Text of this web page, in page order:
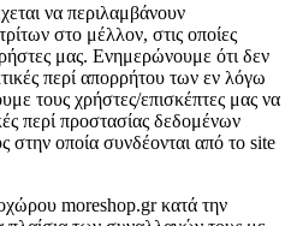
να περιλαμβάνουν
στο μέλλον, στις οποίες
μας. Ενημερώνουμε ότι δεν
περί απορρήτου των εν λόγω
τους χρήστες/επισκέπτες μας να
περί προστασίας δεδομένων
στην οποία συνδέονται από το site
moreshop.gr κατά την